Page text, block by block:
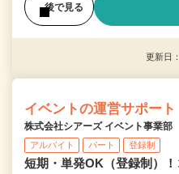
後で見る
更新日
イベントの運営サポート
株式会社シアーズ イベント事業部
アルバイト パート 登録制
短期・単発OK（登録制）